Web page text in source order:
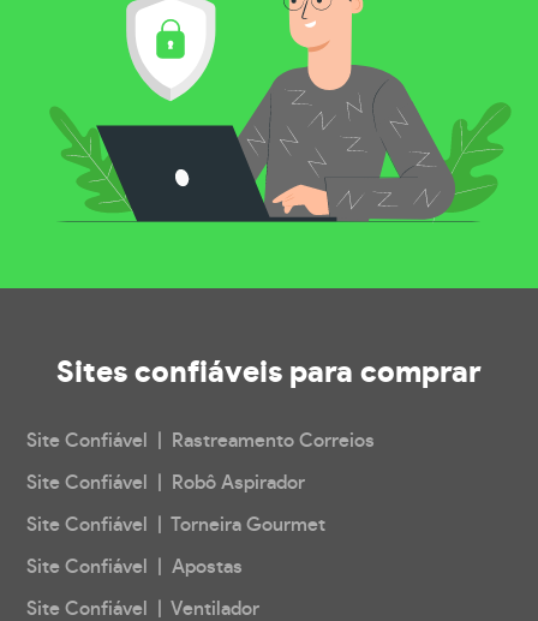
Sites confiáveis para comprar
Site Confiável | Rastreamento Correios
Site Confiável | Robô Aspirador
Site Confiável | Torneira Gourmet
Site Confiável | Apostas
Site Confiável | Ventilador